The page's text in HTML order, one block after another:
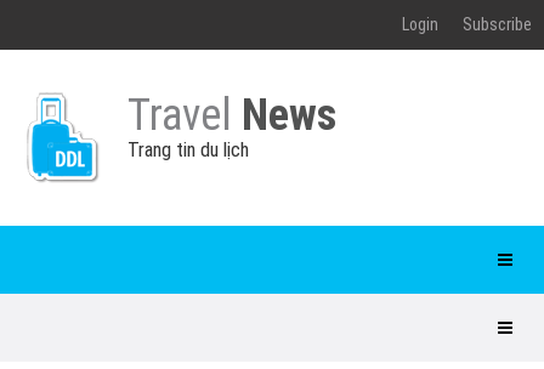
Login Subscribe
Travel News
Trang tin du lịch